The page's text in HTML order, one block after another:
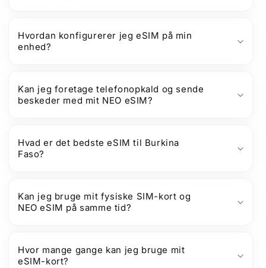
Hvordan konfigurerer jeg eSIM på min
enhed?
Kan jeg foretage telefonopkald og sende
beskeder med mit NEO eSIM?
Hvad er det bedste eSIM til Burkina
Faso?
Kan jeg bruge mit fysiske SIM-kort og
NEO eSIM på samme tid?
Hvor mange gange kan jeg bruge mit
eSIM-kort?